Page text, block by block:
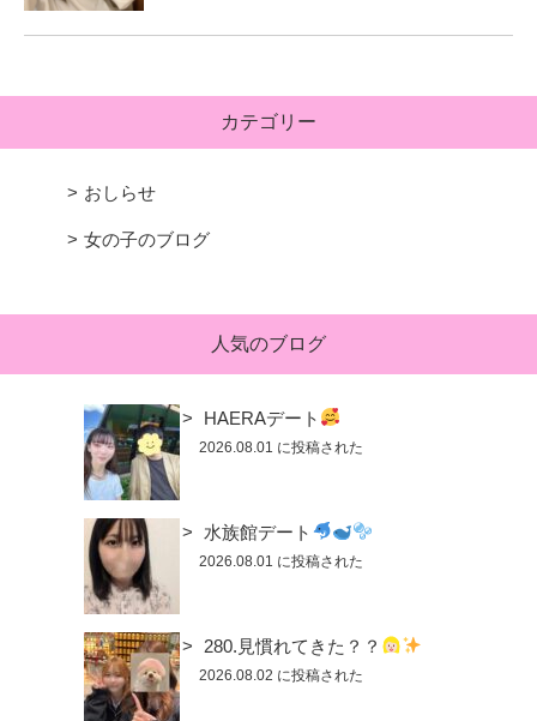
カテゴリー
おしらせ
女の子のブログ
人気のブログ
HAERAデート
2026.08.01 に投稿された
水族館デート
2026.08.01 に投稿された
280.見慣れてきた？？
2026.08.02 に投稿された